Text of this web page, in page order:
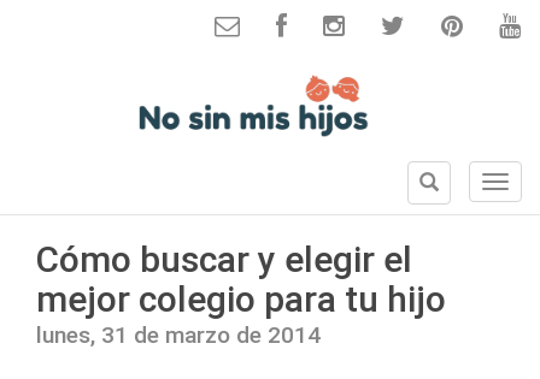
S
e
B
u
a
r
Cómo buscar y elegir el
mejor colegio para tu hijo
lunes, 31 de marzo de 2014